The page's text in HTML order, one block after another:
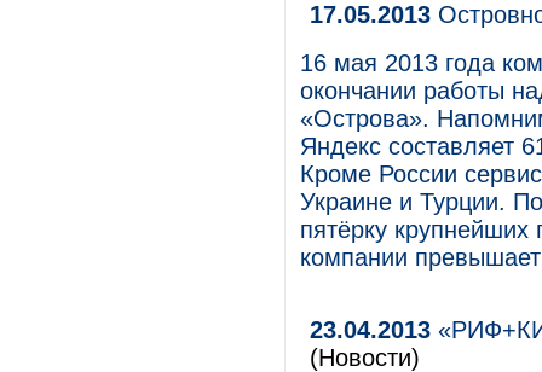
17.05.2013
16 мая 2013 года
окончании работы
«Острова».
Яндекс составляет
Кроме России
Украине и Турции.
пятёрку крупнейших
компании
23.04.2013
(Новости)